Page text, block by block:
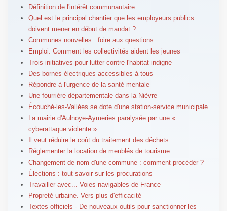
Définition de l'intérêt communautaire
Quel est le principal chantier que les employeurs publics
doivent mener en début de mandat ?
Communes nouvelles : foire aux questions
Emploi. Comment les collectivités aident les jeunes
Trois initiatives pour lutter contre l'habitat indigne
Des bornes électriques accessibles à tous
Répondre à l'urgence de la santé mentale
Une fourrière départementale dans la Nièvre
Écouché-les-Vallées se dote d'une station-service municipale
La mairie d'Aulnoye-Aymeries paralysée par une «
cyberattaque violente »
Il veut réduire le coût du traitement des déchets
Réglementer la location de meublés de tourisme
Changement de nom d'une commune : comment procéder ?
Élections : tout savoir sur les procurations
Travailler avec... Voies navigables de France
Propreté urbaine. Vers plus d'efficacité
Textes officiels - De nouveaux outils pour sanctionner les